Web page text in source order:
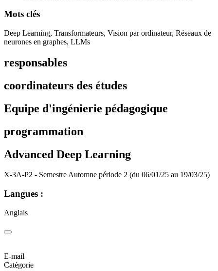
Mots clés
Deep Learning, Transformateurs, Vision par ordinateur, Réseaux de
neurones en graphes, LLMs
responsables
coordinateurs des études
Equipe d'ingénierie pédagogique
programmation
Advanced Deep Learning
X-3A-P2 - Semestre Automne période 2 (du 06/01/25 au 19/03/25)
Langues :
Anglais
E-mail
Catégorie